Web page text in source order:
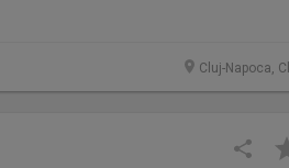
Cluj-Napoca,